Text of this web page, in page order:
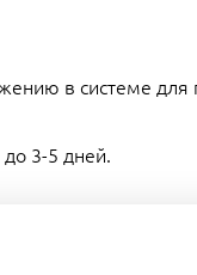
в системе для
3-5 дней.